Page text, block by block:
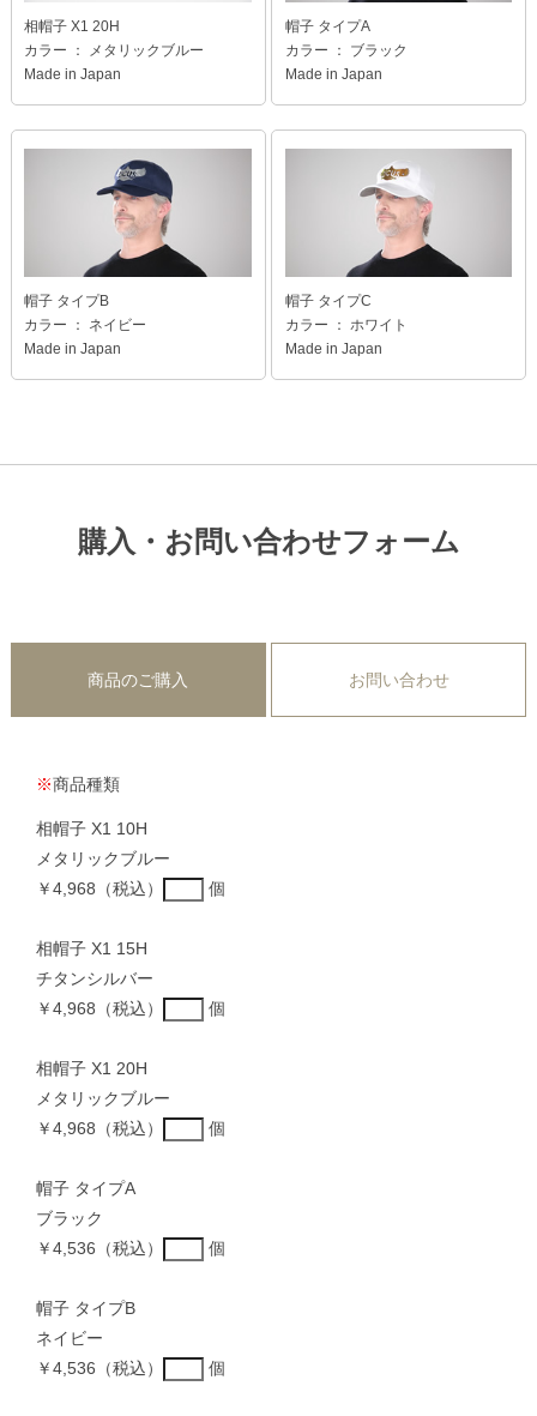
相帽子 X1 20H
カラー ： メタリックブルー
Made in Japan
帽子 タイプA
カラー ： ブラック
Made in Japan
帽子 タイプB
カラー ： ネイビー
Made in Japan
帽子 タイプC
カラー ： ホワイト
Made in Japan
購入・お問い合わせフォーム
商品のご購入 お問い合わせ
※商品種類
相帽子 X1 10H
メタリックブルー
￥4,968（税込）
個
相帽子 X1 15H
チタンシルバー
￥4,968（税込）
個
相帽子 X1 20H
メタリックブルー
￥4,968（税込）
個
帽子 タイプA
ブラック
￥4,536（税込）
個
帽子 タイプB
ネイビー
￥4,536（税込）
個